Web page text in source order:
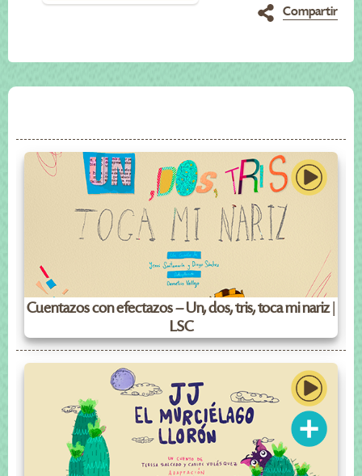
Compartir
Cuentazos con efectazos – Un, dos, tris, toca mi nariz |
LSC